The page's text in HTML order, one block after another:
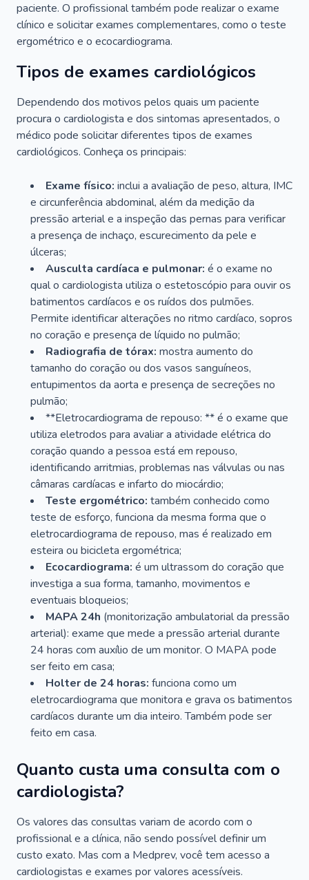
paciente. O profissional também pode realizar o exame
clínico e solicitar exames complementares, como o teste
ergométrico e o ecocardiograma.
Tipos de exames cardiológicos
Dependendo dos motivos pelos quais um paciente
procura o cardiologista e dos sintomas apresentados, o
médico pode solicitar diferentes tipos de exames
cardiológicos. Conheça os principais:
Exame físico: inclui a avaliação de peso, altura, IMC
e circunferência abdominal, além da medição da
pressão arterial e a inspeção das pernas para verificar
a presença de inchaço, escurecimento da pele e
úlceras;
Ausculta cardíaca e pulmonar: é o exame no
qual o cardiologista utiliza o estetoscópio para ouvir os
batimentos cardíacos e os ruídos dos pulmões.
Permite identificar alterações no ritmo cardíaco, sopros
no coração e presença de líquido no pulmão;
Radiografia de tórax: mostra aumento do
tamanho do coração ou dos vasos sanguíneos,
entupimentos da aorta e presença de secreções no
pulmão;
**Eletrocardiograma de repouso: ** é o exame que
utiliza eletrodos para avaliar a atividade elétrica do
coração quando a pessoa está em repouso,
identificando arritmias, problemas nas válvulas ou nas
câmaras cardíacas e infarto do miocárdio;
Teste ergométrico: também conhecido como
teste de esforço, funciona da mesma forma que o
eletrocardiograma de repouso, mas é realizado em
esteira ou bicicleta ergométrica;
Ecocardiograma: é um ultrassom do coração que
investiga a sua forma, tamanho, movimentos e
eventuais bloqueios;
MAPA 24h (monitorização ambulatorial da pressão
arterial): exame que mede a pressão arterial durante
24 horas com auxílio de um monitor. O MAPA pode
ser feito em casa;
Holter de 24 horas: funciona como um
eletrocardiograma que monitora e grava os batimentos
cardíacos durante um dia inteiro. Também pode ser
feito em casa.
Quanto custa uma consulta com o
cardiologista?
Os valores das consultas variam de acordo com o
profissional e a clínica, não sendo possível definir um
custo exato. Mas com a Medprev, você tem acesso a
cardiologistas e exames por valores acessíveis.